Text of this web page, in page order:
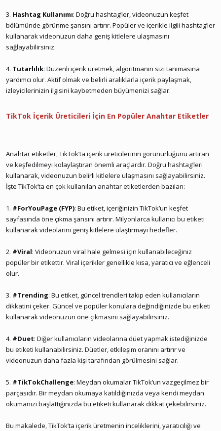
3. Hashtag Kullanımı: Doğru hashtag’ler, videonuzun keşfet
bölümünde görünme şansını artırır. Popüler ve içerikle ilgili hashtag’ler
kullanarak videonuzun daha geniş kitlelere ulaşmasını
sağlayabilirsiniz.
4. Tutarlılık: Düzenli içerik üretmek, algoritmanın sizi tanımasına
yardımcı olur. Aktif olmak ve belirli aralıklarla içerik paylaşmak,
izleyicilerinizin ilgisini kaybetmeden büyümenizi sağlar.
TikTok İçerik Üreticileri İçin En Popüler Anahtar Etiketler
Anahtar etiketler, TikTok’ta içerik üreticilerinin görünürlüğünü artıran
ve keşfedilmeyi kolaylaştıran önemli araçlardır. Doğru hashtag’leri
kullanarak, videonuzun belirli kitlelere ulaşmasını sağlayabilirsiniz.
İşte TikTok’ta en çok kullanılan anahtar etiketlerden bazıları:
1. #ForYouPage (FYP): Bu etiket, içeriğinizin TikTok’un keşfet
sayfasında öne çıkma şansını artırır. Milyonlarca kullanıcı bu etiketi
kullanarak videolarını geniş kitlelere ulaştırmayı hedefler.
2. #Viral: Videonuzun viral hale gelmesi için kullanabileceğiniz
popüler bir etikettir. Viral içerikler genellikle kısa, yaratıcı ve eğlenceli
olur.
3. #Trending: Bu etiket, güncel trendleri takip eden kullanıcıların
dikkatini çeker. Güncel ve popüler konulara değindiğinizde bu etiketi
kullanarak videonuzun öne çıkmasını sağlayabilirsiniz.
4. #Duet: Diğer kullanıcıların videolarına düet yapmak istediğinizde
bu etiketi kullanabilirsiniz. Düetler, etkileşim oranını artırır ve
videonuzun daha fazla kişi tarafından görülmesini sağlar.
5. #TikTokChallenge: Meydan okumalar TikTok’un vazgeçilmez bir
parçasıdır. Bir meydan okumaya katıldığınızda veya kendi meydan
okumanızı başlattığınızda bu etiketi kullanarak dikkat çekebilirsiniz.
Bu makalede, TikTok’ta içerik üretmenin inceliklerini, yaratıcılığı ve